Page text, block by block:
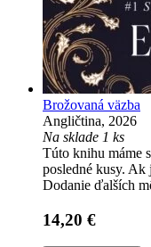
Brožovaná väzba
Angličtina, 2026
Na sklade 1 ks
Túto knihu máme
posledné kusy.
Dodanie ďalších
14,20 €